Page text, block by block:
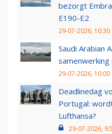
bezorgt
E190-E2
29-07-2026, 10:30
Saudi Arabian
samenwerking
29-07-2026, 10:00
Deadlinedag
Portugal:
Lufthansa?
29-07-2026,